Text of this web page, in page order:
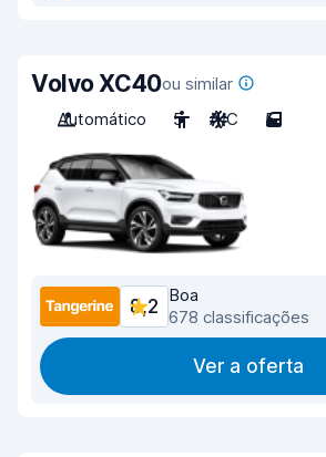
Volvo XC40ou similar
Automático
5 A/C 5
8,2
Boa
678 classificações
Ver a oferta